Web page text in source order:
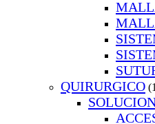
QUIRURGICO